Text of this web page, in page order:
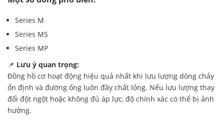
Series M
Series MS
Series MP
📌 Lưu ý quan trọng:
Đồng hồ cơ hoạt động hiệu quả nhất khi lưu lượng dòng chảy
ổn định và đường ống luôn đầy chất lỏng. Nếu lưu lượng thay
đổi đột ngột hoặc không đủ áp lực, độ chính xác có thể bị ảnh
hưởng.